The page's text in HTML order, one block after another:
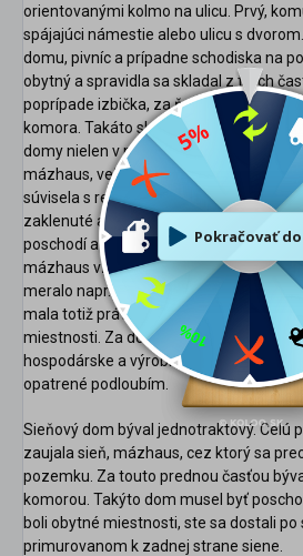
orientovanými kolmo na ulicu. Prvý,
spájajúci námestie alebo ulicu s
domu, pivníc a prípadne schodiska na
obytný a spravidla sa skladal z troch
poprípade izbička, za ňou bývala sieň s
komora. Takáto skladba miestností je
domy nielen v meste. Poprednou
mázhaus, veľká sieň, ktorá slúžila ako
súvisela s remeslom majiteľa. Takéto
zaklenuté a nevykurované. Obytné
poschodí a prízemí slúžilo len
mázhaus vznikol spojením slov máz
meralo napr. pivo) a haus (dom).
mala totiž právo variť a čapovať pivo,
miestnosti. Za domom mohli byť
hospodárske a výrobné stavby. Bohaté
opatrené podloubím.
Sieňový dom býval jednotraktový. Celú
zaujala sieň, mázhaus, cez ktorý sa
pozemku. Za touto prednou časťou
komorou. Takýto dom musel byť
boli obytné miestnosti, ste sa dostali po
primurovanom k ​​zadnej strane siene.